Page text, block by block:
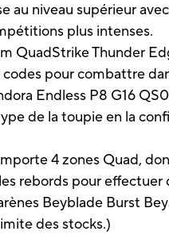
au niveau supérieur
plus intenses.
QuadStrike Thunder
pour combattre
Endless P8 G16
de la toupie en la
4 zones Quad,
rebords pour
Beyblade Burst
des stocks.)